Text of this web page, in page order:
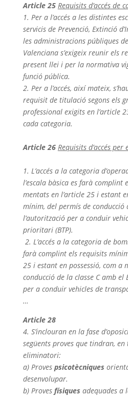
Article 25 Requisits d’accés de
1. Per a l’accés a les distintes
servicis de Prevenció, Extinció
les administracions públiques
Valenciana s’exigeix reunir els
present llei i per la normativa
funció pública.
2. Per a l’accés, així mateix,
requisit de titulació segons els
professional exigits en l’article
cada categoria.
Article 26 Requisits d’accés per
1. L’accés a la categoria
l’escala bàsica es farà complint
mentats en l’article 25 i estant
mínim, del permís de conducció
l’autorització per a conduir
prioritari (BTP).
2. L’accés a la categoria de
farà complint els requisits
25 i estant en possessió, com a
conducció de la classe C amb el
per a conduir vehicles de
…
Article 28
4. S’inclouran en la fase
següents proves que tindran,
eliminatori:
a) Proves psicotècniques
desenvolupar.
b) Proves físiques adequades a